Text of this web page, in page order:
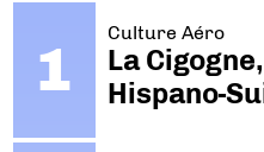
Culture Aéro
La
Hispano-